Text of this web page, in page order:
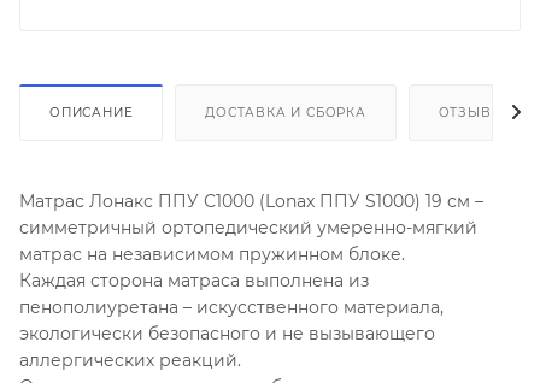
ОПИСАНИЕ ДОСТАВКА И СБОРКА ОТЗЫВЫ
Матрас Лонакс ППУ С1000 (Lonax ППУ S1000) 19 см –
симметричный ортопедический умеренно-мягкий
матрас на независимом пружинном блоке.
Каждая сторона матраса выполнена из
пенополиуретана – искусственного материала,
экологически безопасного и не вызывающего
аллергических реакций.